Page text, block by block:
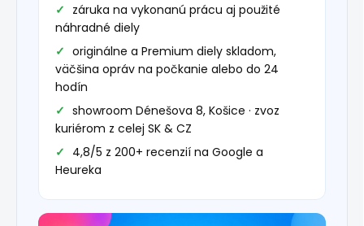
záruka na vykonanú prácu aj použité
náhradné diely
originálne a Premium diely skladom,
väčšina opráv na počkanie alebo do 24
hodín
showroom Dénešova 8, Košice · zvoz
kuriérom z celej SK & CZ
4,8/5 z 200+ recenzií na Google a
Heureka